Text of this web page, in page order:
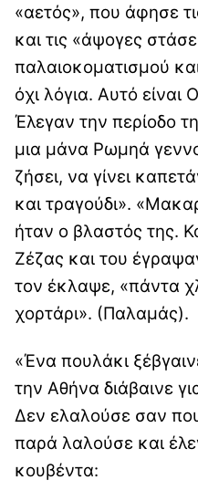
«αετός», που άφησε
και τις «άψογες
παλαιοκοματισμού
όχι λόγια. Αυτό
Έλεγαν την περίοδο
μια μάνα Ρωμηά
ζήσει, να γίνει
και τραγούδι».
ήταν ο βλαστός της.
Ζέζας και του
τον έκλαψε, «πάντα
χορτάρι». (Παλαμάς).
«Ένα πουλάκι
την Αθήνα διάβαινε
Δεν ελαλούσε σαν
παρά λαλούσε και
κουβέντα: